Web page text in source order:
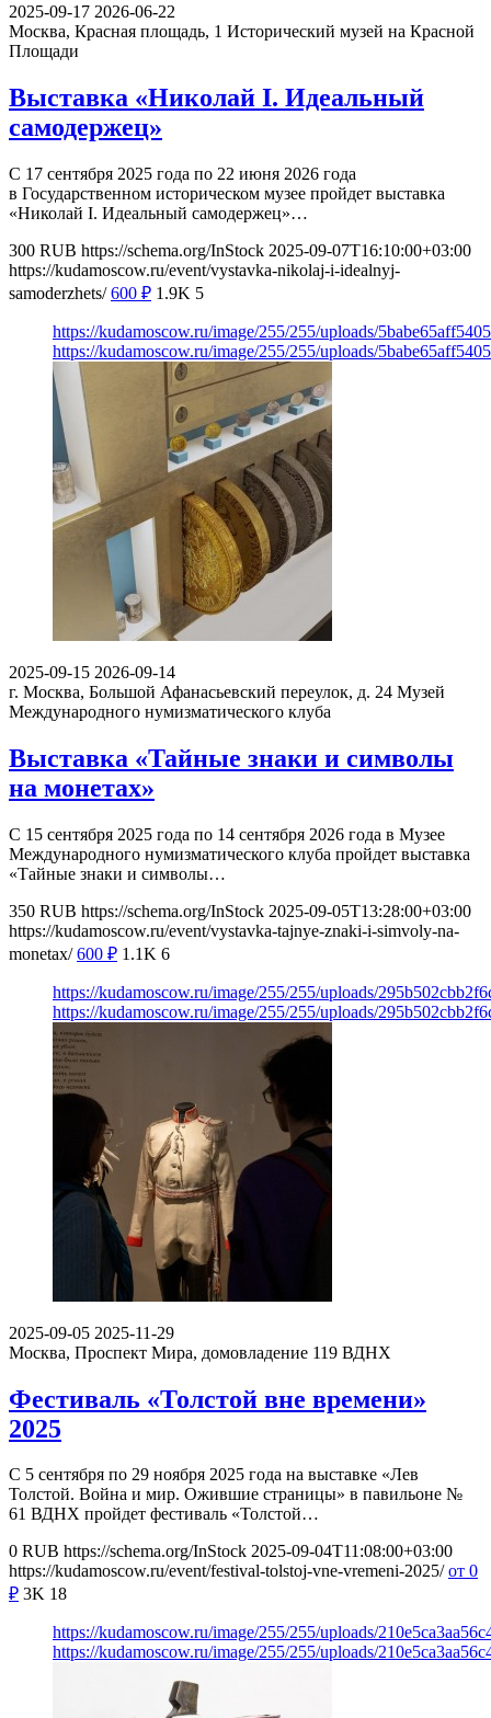
2025-09-17 2026-06-22
Москва, Красная площадь, 1 Исторический музей на Красной
Площади
Выставка «Николай I. Идеальный
самодержец»
С 17 сентября 2025 года по 22 июня 2026 года
в Государственном историческом музее пройдет выставка
«Николай I. Идеальный самодержец»…
300 RUB https://schema.org/InStock 2025-09-07T16:10:00+03:00
https://kudamoscow.ru/event/vystavka-nikolaj-i-idealnyj-
samoderzhets/ 600 ₽ 1.9K 5
https://kudamoscow.ru/image/255/255/uploads/
https://kudamoscow.ru/image/255/255/uploads/
2025-09-15 2026-09-14
г. Москва, Большой Афанасьевский переулок, д. 24 Музей
Международного нумизматического клуба
Выставка «Тайные знаки и символы
на монетах»
С 15 сентября 2025 года по 14 сентября 2026 года в Музее
Международного нумизматического клуба пройдет выставка
«Тайные знаки и символы…
350 RUB https://schema.org/InStock 2025-09-05T13:28:00+03:00
https://kudamoscow.ru/event/vystavka-tajnye-znaki-i-simvoly-na-
monetax/ 600 ₽ 1.1K 6
https://kudamoscow.ru/image/255/255/uploads/
https://kudamoscow.ru/image/255/255/uploads/
2025-09-05 2025-11-29
Москва, Проспект Мира, домовладение 119 ВДНХ
Фестиваль «Толстой вне времени»
2025
С 5 сентября по 29 ноября 2025 года на выставке «Лев
Толстой. Война и мир. Ожившие страницы» в павильоне №
61 ВДНХ пройдет фестиваль «Толстой…
0 RUB https://schema.org/InStock 2025-09-04T11:08:00+03:00
https://kudamoscow.ru/event/festival-tolstoj-vne-vremeni-2025/ от 0
₽ 3K 18
https://kudamoscow.ru/image/255/255/uploads/
https://kudamoscow.ru/image/255/255/uploads/